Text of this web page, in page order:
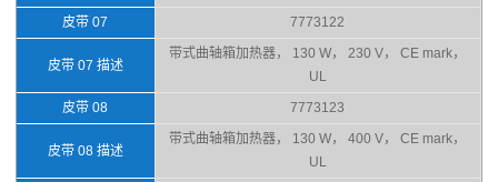
皮带 07
7773122
皮带 07 描述
带式曲轴箱加热器， 130 W， 230 V， CE mark，
UL
皮带 08
7773123
皮带 08 描述
带式曲轴箱加热器， 130 W， 400 V， CE mark，
UL